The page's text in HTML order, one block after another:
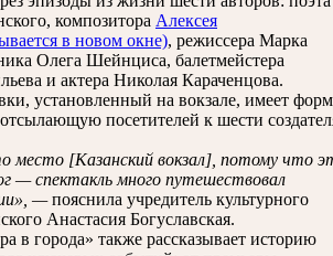
композитора Алексея
в новом окне), режиссера Марка
Олега Шейнциса, балетмейстера
и актера Николая Караченцова.
установленный на вокзале, имеет
посетителей к шести
место [Казанский вокзал], потому что
— спектакль много путешествовал
—пояснила учредитель культурного
Анастасия Богуславская.
в города» также рассказывает историю